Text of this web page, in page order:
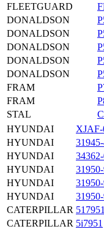
FLEETGUARD
DONALDSON
DONALDSON
DONALDSON
DONALDSON
DONALDSON
FRAM
FRAM
STAL
HYUNDAI
XJAF-
HYUNDAI
HYUNDAI
HYUNDAI
HYUNDAI
HYUNDAI
CATERPILLAR 517951
CATERPILLAR 5i7951